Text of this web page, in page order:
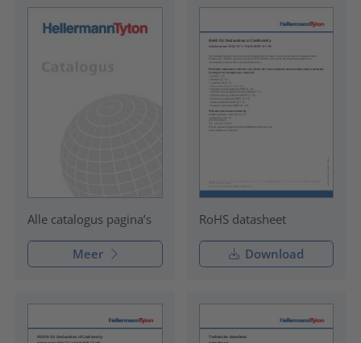
Alle catalogus pagina’s
Meer
RoHS datasheet
Download